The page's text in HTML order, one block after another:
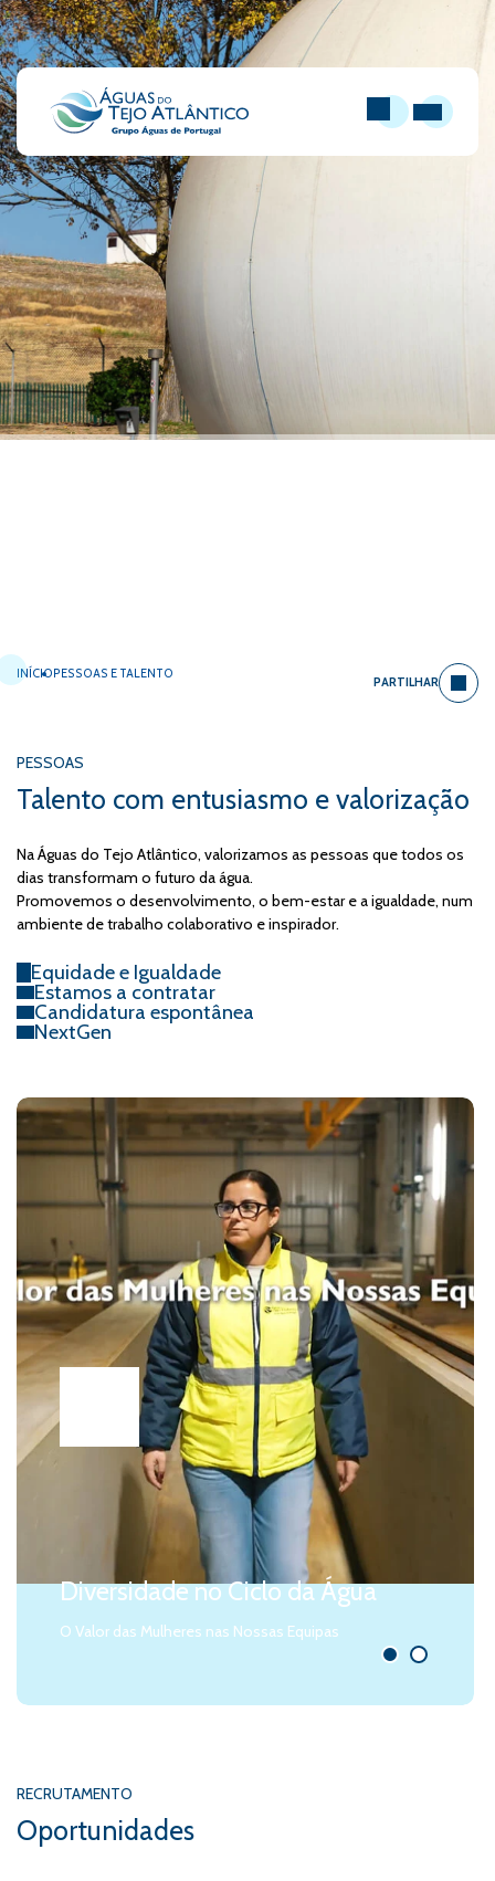
PESQUISAR
ABRIR
INÍCIOPESSOAS E TALENTO
PARTILHAR
PESSOAS
Talento com entusiasmo e valorização
Na Águas do Tejo Atlântico, valorizamos as pessoas que todos os
dias transformam o futuro da água.
Promovemos o desenvolvimento, o bem-estar e a igualdade, num
ambiente de trabalho colaborativo e inspirador.
Equidade e Igualdade
Estamos a contratar
Candidatura espontânea
NextGen
Diversidade no Ciclo da Água
O Valor das Mulheres nas Nossas Equipas
RECRUTAMENTO
Oportunidades